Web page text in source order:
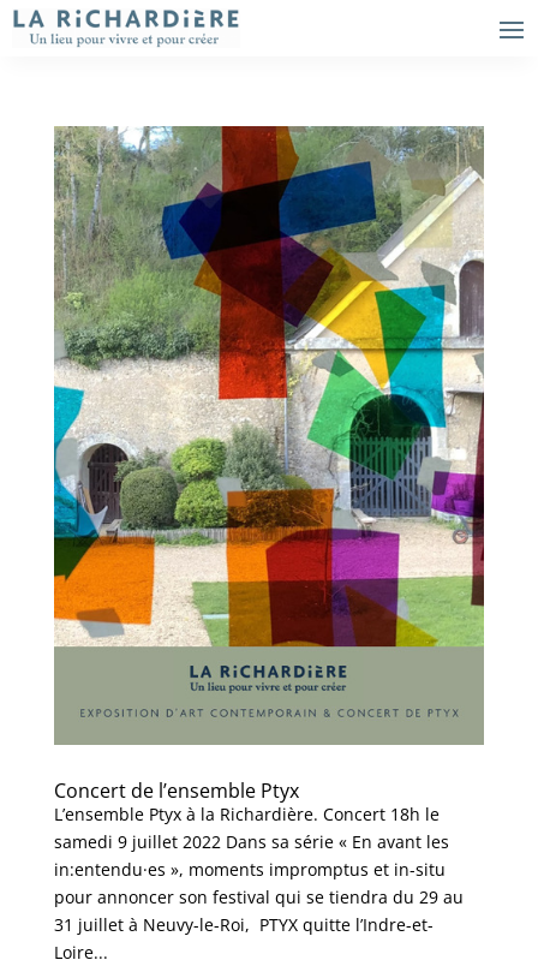
Concert de l’ensemble Ptyx
L’ensemble Ptyx à la Richardière. Concert 18h le
samedi 9 juillet 2022 Dans sa série « En avant les
in:entendu·es », moments impromptus et in-situ
pour annoncer son festival qui se tiendra du 29 au
31 juillet à Neuvy-le-Roi, PTYX quitte l’Indre-et-
Loire...